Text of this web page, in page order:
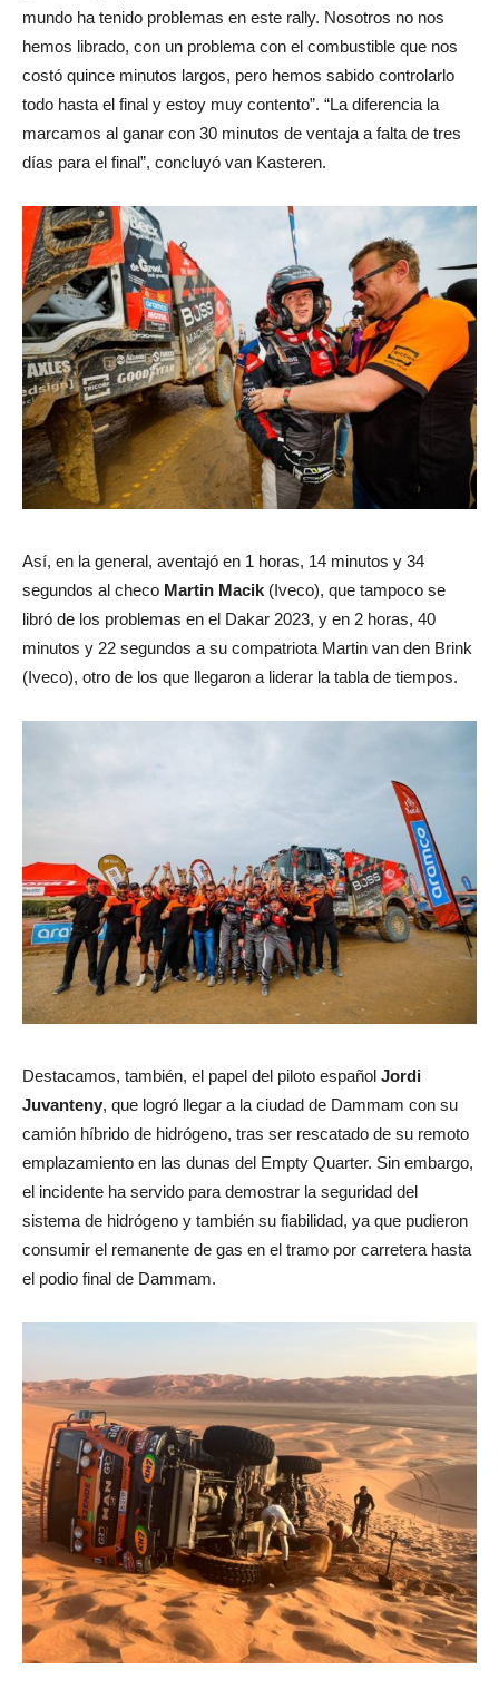
mundo ha tenido problemas en este rally. Nosotros no nos
hemos librado, con un problema con el combustible que nos
costó quince minutos largos, pero hemos sabido controlarlo
todo hasta el final y estoy muy contento”. “La diferencia la
marcamos al ganar con 30 minutos de ventaja a falta de tres
días para el final”, concluyó van Kasteren.
Así, en la general, aventajó en 1 horas, 14 minutos y 34
segundos al checo Martin Macik (Iveco), que tampoco se
libró de los problemas en el Dakar 2023, y en 2 horas, 40
minutos y 22 segundos a su compatriota Martin van den Brink
(Iveco), otro de los que llegaron a liderar la tabla de tiempos.
Destacamos, también, el papel del piloto español Jordi
Juvanteny, que logró llegar a la ciudad de Dammam con su
camión híbrido de hidrógeno, tras ser rescatado de su remoto
emplazamiento en las dunas del Empty Quarter. Sin embargo,
el incidente ha servido para demostrar la seguridad del
sistema de hidrógeno y también su fiabilidad, ya que pudieron
consumir el remanente de gas en el tramo por carretera hasta
el podio final de Dammam.